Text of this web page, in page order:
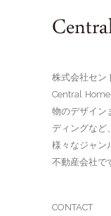
株式会社セン
Central
物のデザイン
ディングなど、
様々なジャン
不動産会社で
CONTACT